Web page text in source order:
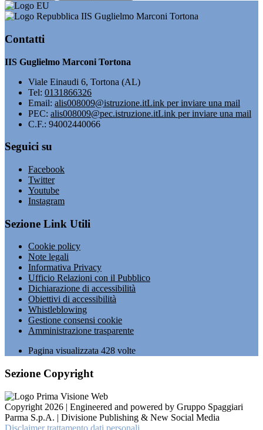
IIS Guglielmo Marconi Tortona
Contatti
IIS Guglielmo Marconi Tortona
Viale Einaudi 6, Tortona (AL)
Tel: 0131866326
Email: alis008009@istruzione.itLink per inviare una mail
PEC: alis008009@pec.istruzione.itLink per inviare una mail
C.F.: 94002440066
Seguici su
Facebook
Twitter
Youtube
Instagram
Sezione Link Utili
Cookie policy
Note legali
Informativa Privacy
Ufficio Relazioni con il Pubblico
Dichiarazione di accessibilità
Obiettivi di accessibilità
Whistleblowing
Gestione consensi cookie
Amministrazione trasparente
Pagina visualizzata 428 volte
Sezione Copyright
Copyright 2026 | Engineered and powered by Gruppo Spaggiari
Parma S.p.A. | Divisione Publishing & New Social Media
Disclaimer trattamento dati personali